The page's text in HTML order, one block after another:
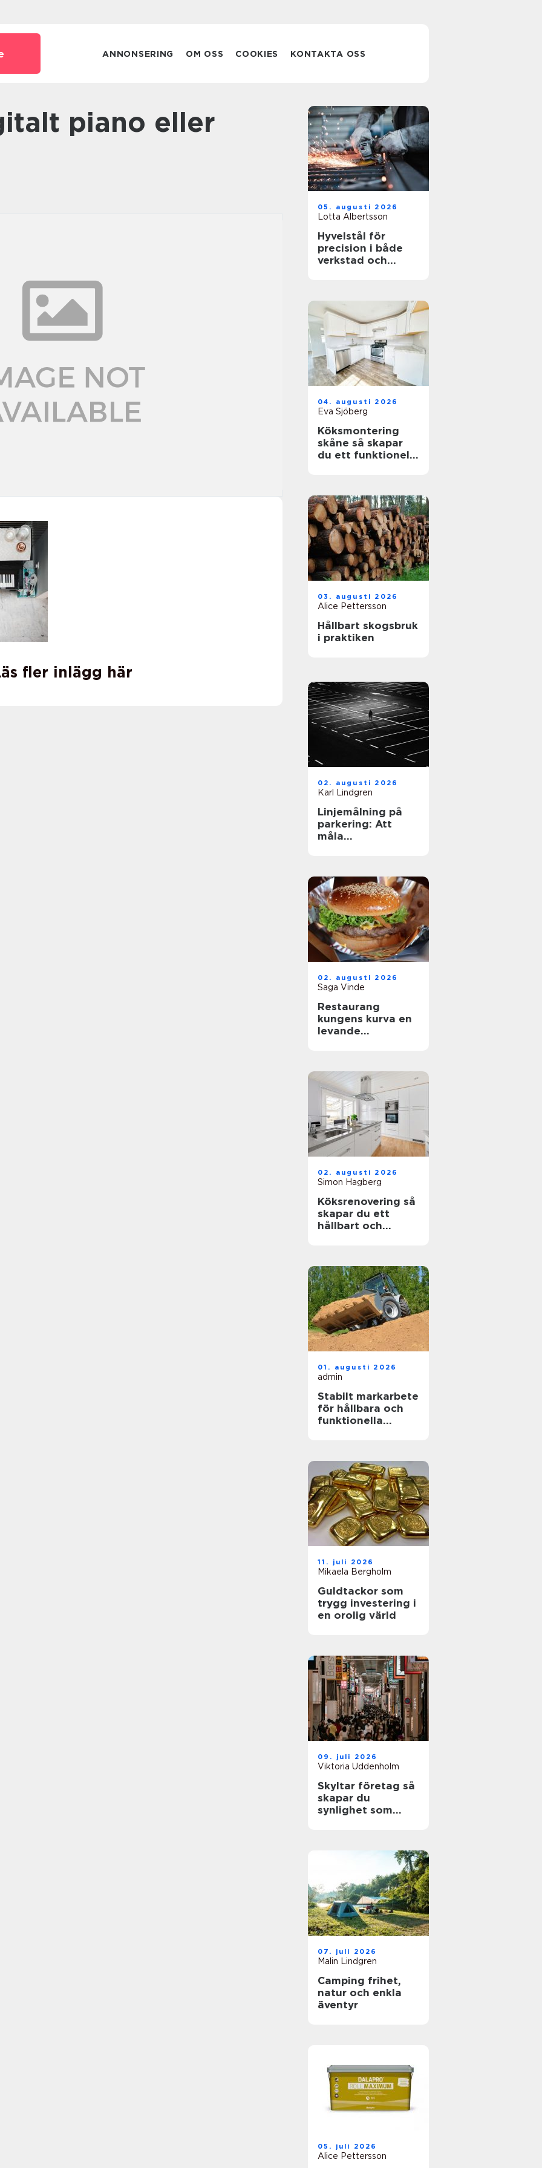
ANNONSERING OM OSS COOKIES KONTAKTA OSS
fler inlägg här
05. augusti 2026
Lotta Albertsson
Hyvelstål för
precision i både
verkstad och
04. augusti 2026
Eva Sjöberg
Köksmontering
skåne så skapar
du ett funktionellt
03. augusti 2026
Alice Pettersson
Hållbart skogsbruk
i praktiken
02. augusti 2026
Karl Lindgren
Linjemålning på
parkering: Att
måla
effektiva
02. augusti 2026
Saga Vinde
Restaurang
kungens kurva en
levande
02. augusti 2026
Simon Hagberg
Köksrenovering så
skapar du ett
hållbart och
01. augusti 2026
admin
Stabilt markarbete
för hållbara och
funktionella
11. juli 2026
Mikaela Bergholm
Guldtackor som
trygg investering i
en orolig värld
09. juli 2026
Viktoria Uddenholm
Skyltar företag så
skapar du
synlighet som
07. juli 2026
Malin Lindgren
Camping frihet,
natur och enkla
äventyr
05. juli 2026
Alice Pettersson